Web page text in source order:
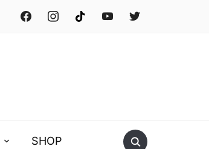
facebook instagramtiktok youtube twitter
SHOP